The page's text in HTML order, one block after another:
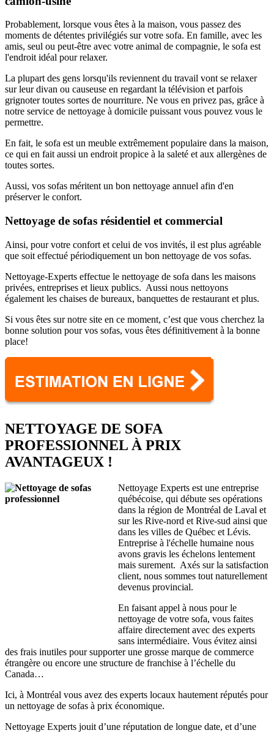
Probablement, lorsque vous êtes à la maison, vous passez des
moments de détentes privilégiés sur votre sofa. En famille, avec les
amis, seul ou peut-être avec votre animal de compagnie, le sofa est
l'endroit idéal pour relaxer.
La plupart des gens lorsqu'ils reviennent du travail vont se relaxer
sur leur divan ou causeuse en regardant la télévision et parfois
grignoter toutes sortes de nourriture. Ne vous en privez pas, grâce à
notre service de nettoyage à domicile puissant vous pouvez vous le
permettre.
En fait, le sofa est un meuble extrêmement populaire dans la maison,
ce qui en fait aussi un endroit propice à la saleté et aux allergènes de
toutes sortes.
Aussi, vos sofas méritent un bon nettoyage annuel afin d'en
préserver le confort.
Nettoyage de sofas résidentiel et commercial
Ainsi, pour votre confort et celui de vos invités, il est plus agréable
que soit effectué périodiquement un bon nettoyage de vos sofas.
Nettoyage-Experts effectue le nettoyage de sofa dans les maisons
privées, entreprises et lieux publics. Aussi nous nettoyons
également les chaises de bureaux, banquettes de restaurant et plus.
Si vous êtes sur notre site en ce moment, c’est que vous cherchez la
bonne solution pour vos sofas, vous êtes définitivement à la bonne
place!
NETTOYAGE DE SOFA
PROFESSIONNEL À PRIX
AVANTAGEUX !
Nettoyage Experts est une entreprise
québécoise, qui débute ses opérations
dans la région de Montréal de Laval et
sur les Rive-nord et Rive-sud ainsi que
dans les villes de Québec et Lévis.
Entreprise à l'échelle humaine nous
avons gravis les échelons lentement
mais surement. Axés sur la satisfaction
client, nous sommes tout naturellement
devenus provincial.
En faisant appel à nous pour le
nettoyage de votre sofa, vous faites
affaire directement avec des experts
sans intermédiaire. Vous évitez ainsi
des frais inutiles pour supporter une grosse marque de commerce
étrangère ou encore une structure de franchise à l’échelle du
Canada…
Ici, à Montréal vous avez des experts locaux hautement réputés pour
un nettoyage de sofas à prix économique.
Nettoyage Experts jouit d’une réputation de longue date, et d’une